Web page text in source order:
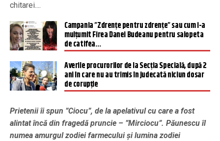
chitarei....
Campania ”Zdrențe pentru zdrențe” sau cum i-a
mulțumit Firea Danei Budeanu pentru salopeta
de catifea…
Averile procurorilor de la Secția Specială, după 2
ani în care nu au trimis în judecată niciun dosar
de corupție
Prietenii îi spun ”Ciocu”, de la apelativul cu care a fost
alintat încă din fragedă pruncie – ”Mirciocu”. Păunescu îl
numea amurgul zodiei farmecului și lumina zodiei